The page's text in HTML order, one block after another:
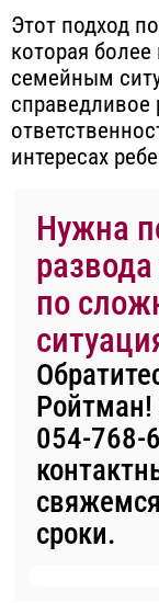
Этот подход
которая
семейным
справедливое
интересах
Нужна
по
Ройтман!
054-768-
сроки.